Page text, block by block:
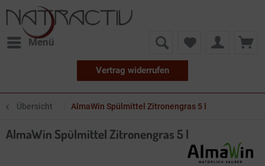
Menü
Vertrag widerrufen
Übersicht AlmaWin Spülmittel Zitronengras 5 l
AlmaWin Spülmittel Zitronengras 5 l